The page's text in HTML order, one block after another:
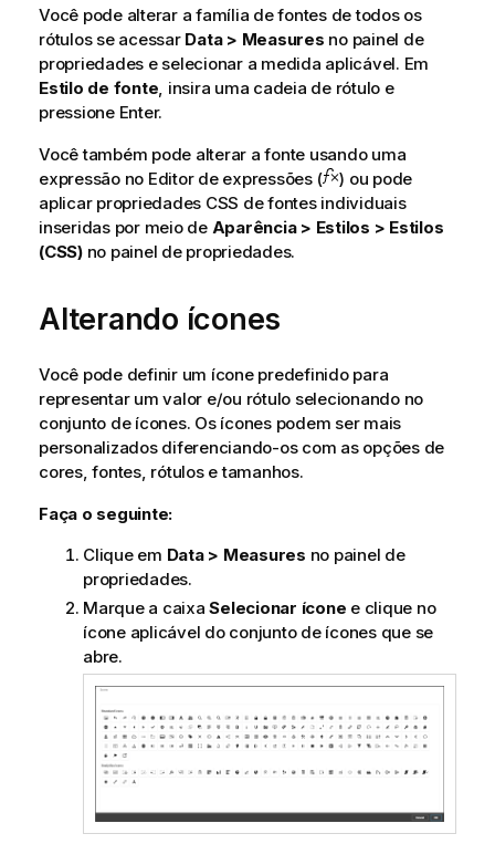
Você pode alterar a família de fontes de todos os
rótulos se acessar Data > Measures no painel de
propriedades e selecionar a medida aplicável. Em
Estilo de fonte , insira uma cadeia de rótulo e
pressione Enter.
Você também pode alterar a fonte usando uma
expressão no Editor de expressões (
) ou pode
aplicar propriedades CSS de fontes individuais
inseridas por meio de Aparência > Estilos > Estilos
(CSS)no painel de propriedades.
Alterando ícones
Você pode definir um ícone predefinido para
representar um valor e/ou rótulo selecionando no
conjunto de ícones. Os ícones podem ser mais
personalizados diferenciando-os com as opções de
cores, fontes, rótulos e tamanhos.
Faça o seguinte:
Clique em Data > Measures no painel de
propriedades.
Marque a caixaSelecionar ícone e clique no
ícone aplicável do conjunto de ícones que se
abre.